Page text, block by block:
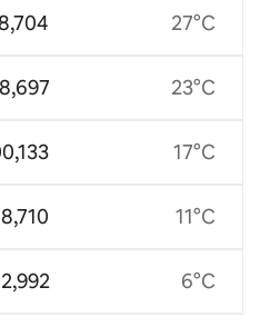
27°C
23°C
17°C
11°C
6°C